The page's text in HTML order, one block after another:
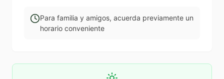
Para familia y amigos, acuerda previamente un
horario conveniente